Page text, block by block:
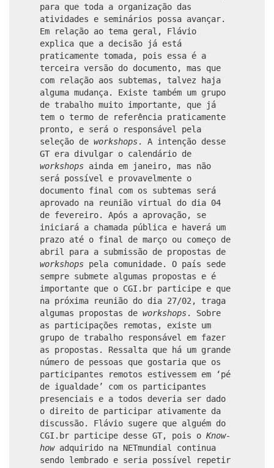
para que toda a organização das
atividades e seminários possa avançar.
Em relação ao tema geral, Flávio
explica que a decisão já está
praticamente tomada, pois essa é a
terceira versão do documento, mas que
com relação aos subtemas, talvez haja
alguma mudança. Existe também um grupo
de trabalho muito importante, que já
tem o termo de referência praticamente
pronto, e será o responsável pela
seleção de workshops. A intenção desse
GT era divulgar o calendário de
workshops ainda em janeiro, mas não
será possível e provavelmente o
documento final com os subtemas será
aprovado na reunião virtual do dia 04
de fevereiro. Após a aprovação, se
iniciará a chamada pública e haverá um
prazo até o final de março ou começo de
abril para a submissão de propostas de
workshops pela comunidade. O país sede
sempre submete algumas propostas e é
importante que o CGI.br participe e que
na próxima reunião do dia 27/02, traga
algumas propostas de workshops. Sobre
as participações remotas, existe um
grupo de trabalho responsável em fazer
as propostas. Ressalta que há um grande
número de pessoas que gostaria que os
participantes remotos estivessem em ‘pé
de igualdade’ com os participantes
presenciais e a todos deveria ser dado
o direito de participar ativamente da
discussão. Flávio sugere que alguém do
CGI.br participe desse GT, pois o Know-
howadquirido na NETmundial continua
sendo lembrado e seria possível repetir